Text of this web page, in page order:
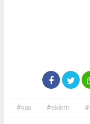
#kas #eklem